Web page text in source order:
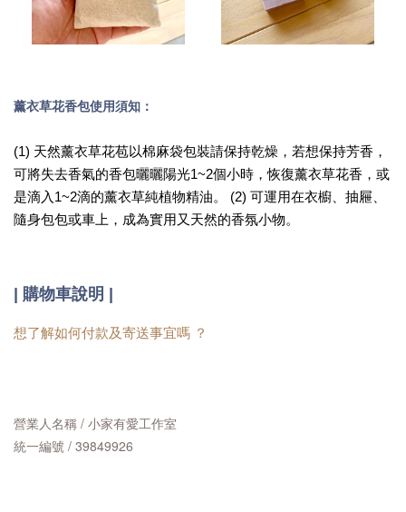
薰衣草花香包使用須知：
(1) 天然薰衣草花苞以棉麻袋包裝請保持乾燥，若想保持芳香，
可將失去香氣的香包曬曬陽光1~2個小時，恢復薰衣草花香，或
是滴入1~2滴的薰衣草純植物精油。 (2) 可運用在衣櫥、抽屜、
隨身包包或車上，成為實用又天然的香氛小物。
購物車說明 |
想了解如何付款及寄送事宜嗎 ？
營業人名稱 / 小家有愛工作室
統一編號 / 39849926